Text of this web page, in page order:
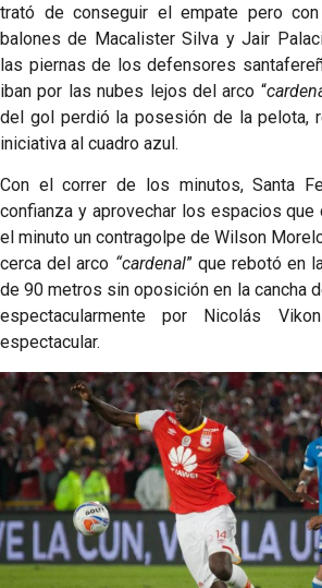
trató de conseguir el empate pero
balones de Macalister Silva y Jair
las piernas de los defensores
iban por las nubes lejos del arco “
del gol perdió la posesión de la pelota,
iniciativa al cuadro azul.
Con el correr de los minutos, Santa
confianza y aprovechar los espacios que
el minuto un contragolpe de Wilson
cerca del arco “cardenal” que rebotó en
de 90 metros sin oposición en la cancha
espectacularmente por Nicolás
espectacular.